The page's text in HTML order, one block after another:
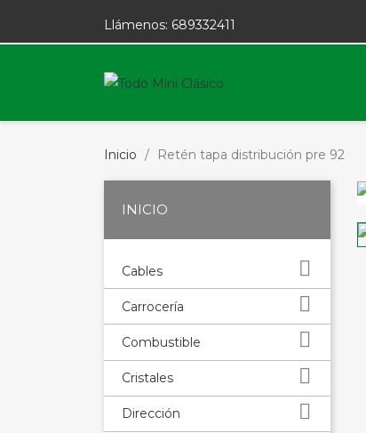
Llámenos: 689332411
Inicio Retén tapa distribución pre 92
INICIO
Cables 
Carrocería 
Combustible 
Cristales 
Dirección 